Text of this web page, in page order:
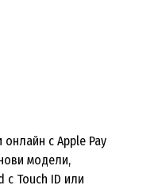
с Apple Pay
модели,
с Touch ID или